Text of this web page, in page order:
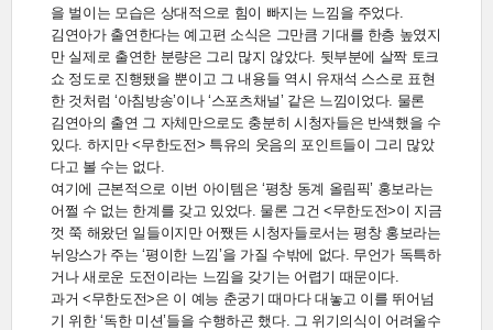
을 벌이는 모습은 상대적으로 힘이 빠지는 느낌을 주었다.
김연아가 출연한다는 예고편 소식은 그만큼 기대를 한층 높였지
만 실제로 출연한 분량은 그리 많지 않았다. 뒷부분에 살짝 토크
쇼 정도로 진행됐을 뿐이고 그 내용들 역시 유재석 스스로 표현
한 것처럼 ‘아침방송’이나 ‘스포츠채널’ 같은 느낌이었다. 물론
김연아의 출연 그 자체만으로도 충분히 시청자들은 반색했을 수
있다. 하지만 <무한도전> 특유의 웃음의 포인트들이 그리 많았
다고 볼 수는 없다.
여기에 근본적으로 이번 아이템은 ‘평창 동계 올림픽’ 홍보라는
어쩔 수 없는 한계를 갖고 있었다. 물론 그건 <무한도전>이 지금
껏 쭉 해왔던 일들이지만 어쨌든 시청자들로서는 평창 홍보라는
뉘앙스가 주는 ‘평이한 느낌’을 가질 수밖에 없다. 무언가 독특하
거나 새로운 도전이라는 느낌을 갖기는 어렵기 때문이다.
과거 <무한도전>은 이 예능 춘궁기 때마다 대놓고 이를 뛰어넘
기 위한 ‘독한 미션’들을 수행하곤 했다. 그 위기의식이 어려울수